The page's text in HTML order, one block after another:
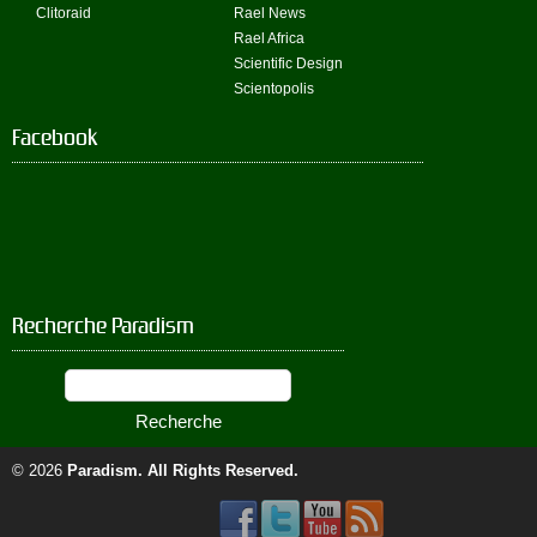
Clitoraid
Rael News
Rael Africa
Scientific Design
Scientopolis
Facebook
Recherche Paradism
© 2026 Paradism. All Rights Reserved.